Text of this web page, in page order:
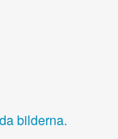
bilderna.